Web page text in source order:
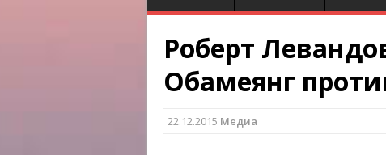
Роберт
Обамеянг
22.12.2015 Медиа